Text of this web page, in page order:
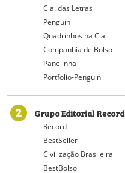
Cia. das Letras
Penguin
Quadrinhos na Cia
Companhia de Bolso
Panelinha
Portfolio-Penguin
2 Grupo Editorial Record
Record
BestSeller
Civilização Brasileira
BestBolso